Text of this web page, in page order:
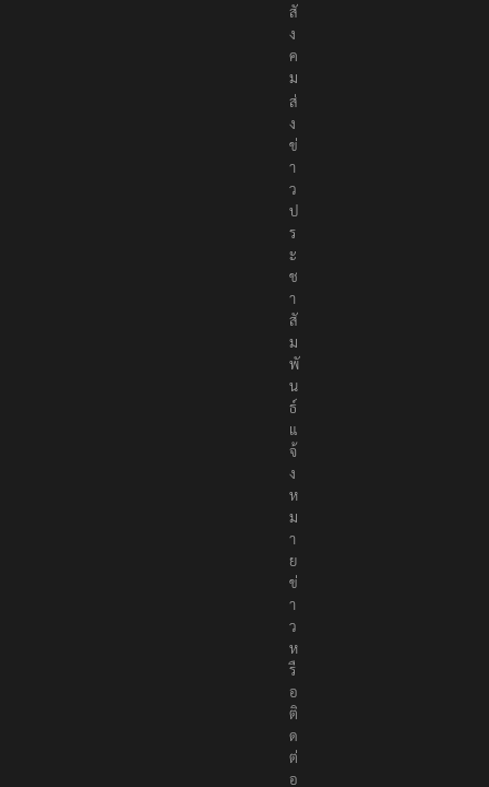
สั
ง
ค
ม
ส่
ง
ข่
า
ว
ป
ร
ะ
ช
า
สั
ม
พั
น
ธ์
แ
จ้
ง
ห
ม
า
ย
ข่
า
ว
ห
รื
อ
ติ
ด
ต่
อ